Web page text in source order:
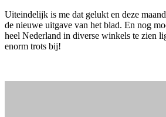
Uiteindelijk is me dat gelukt en deze
de nieuwe uitgave van het blad. En nog
heel Nederland in diverse winkels te zien
enorm trots bij!